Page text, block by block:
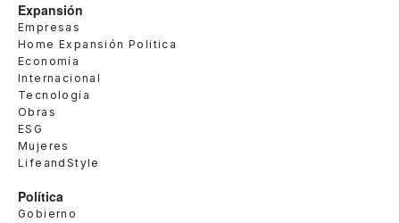
Expansión
Empresas
Home Expansión Politica
Economía
Internacional
Tecnología
Obras
ESG
Mujeres
LifeandStyle
Política
Gobierno